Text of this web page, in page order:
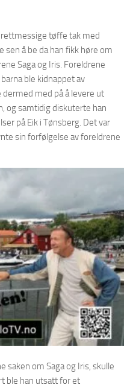
tøffe tak med
sen å be da han fikk høre om
Saga og Iris. Foreldrene
ble kidnappet av
dermed med på å levere ut
og samtidig diskuterte han
på Eik i Tønsberg. Det var
sin forfølgelse av foreldrene
saken om Saga og Iris, skulle
ble han utsatt for et